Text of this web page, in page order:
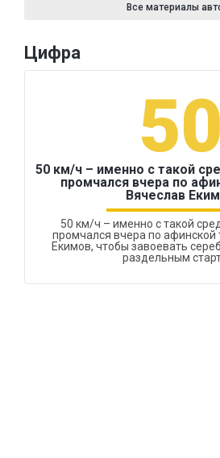
Все материалы
Цифра
50
50 км/ч – именно с такой
промчался вчера по
Вячеслав
50 км/ч – именно с такой
промчался вчера по афинской
Екимов, чтобы завоевать
раздельным